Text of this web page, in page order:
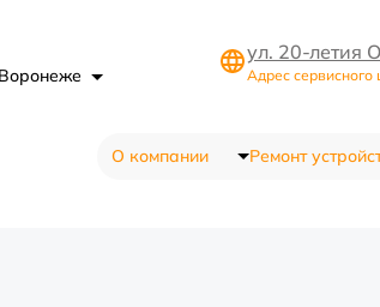
ул. 20-летия
Адрес сервисного
О компании Ремонт